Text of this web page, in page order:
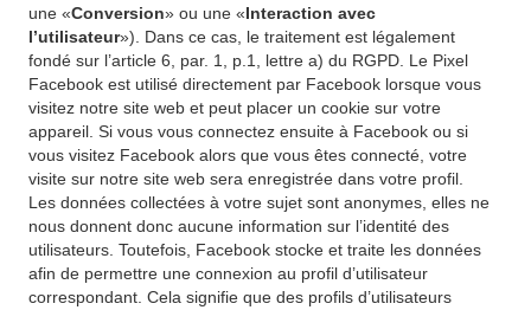
une «Conversion» ou une «Interaction avec
l’utilisateur»). Dans ce cas, le traitement est légalement
fondé sur l’article 6, par. 1, p.1, lettre a) du RGPD. Le Pixel
Facebook est utilisé directement par Facebook lorsque vous
visitez notre site web et peut placer un cookie sur votre
appareil. Si vous vous connectez ensuite à Facebook ou si
vous visitez Facebook alors que vous êtes connecté, votre
visite sur notre site web sera enregistrée dans votre profil.
Les données collectées à votre sujet sont anonymes, elles ne
nous donnent donc aucune information sur l’identité des
utilisateurs. Toutefois, Facebook stocke et traite les données
afin de permettre une connexion au profil d’utilisateur
correspondant. Cela signifie que des profils d’utilisateurs